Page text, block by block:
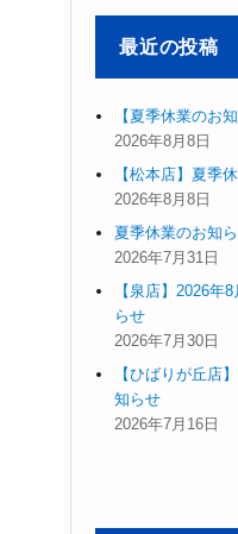
最近の投稿
【夏季休業のお知
2026年8月8日
【松本店】夏季
2026年8月8日
夏季休業のお知
2026年7月31日
【泉店】2026年
らせ
2026年7月30日
【ひばりが丘店
知らせ
2026年7月16日